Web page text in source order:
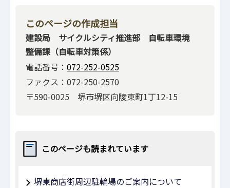
このページの作成担当
建設局 サイクルシティ推進部 自転車環境
整備課（自転車対策係）
電話番号： 072-252-0525
ファクス：072-250-2570
〒590-0025 堺市堺区向陵東町1丁12-15
このページも読まれています
堺東商店街周辺駐輪場のご案内について